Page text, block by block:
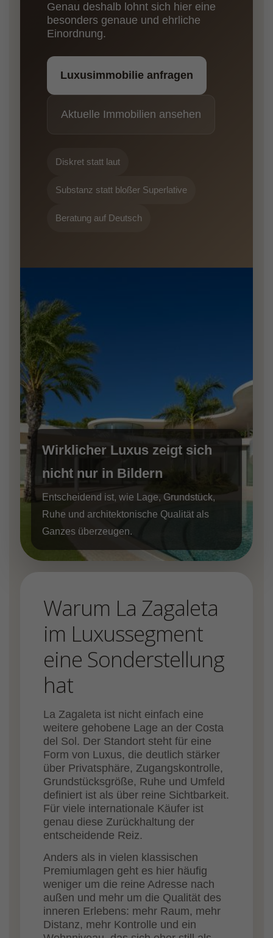
Genau deshalb lohnt sich hier eine
besonders genaue und ehrliche
Einordnung.
Luxusimmobilie anfragen
Aktuelle Immobilien ansehen
Diskret statt laut
Substanz statt bloßer Superlative
Beratung auf Deutsch
Wirklicher Luxus zeigt sich
nicht nur in Bildern
Entscheidend ist, wie Lage, Grundstück,
Ruhe und architektonische Qualität als
Ganzes überzeugen.
Warum La Zagaleta
im Luxussegment
eine Sonderstellung
hat
La Zagaleta ist nicht einfach eine
weitere gehobene Lage an der Costa
del Sol. Der Standort steht für eine
Form von Luxus, die deutlich stärker
über Privatsphäre, Zugangskontrolle,
Grundstücksgröße, Ruhe und Umfeld
definiert ist als über reine Sichtbarkeit.
Für viele internationale Käufer ist
genau diese Zurückhaltung der
entscheidende Reiz.
Anders als in vielen klassischen
Premiumlagen geht es hier häufig
weniger um die reine Adresse nach
außen und mehr um die Qualität des
inneren Erlebens: mehr Raum, mehr
Distanz, mehr Kontrolle und ein